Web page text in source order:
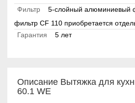
Фильтр
5-слойный алюминиевый
фильтр CF 110 приобретается
Гарантия
5 лет
Описание Вытяжка для
60.1 WE